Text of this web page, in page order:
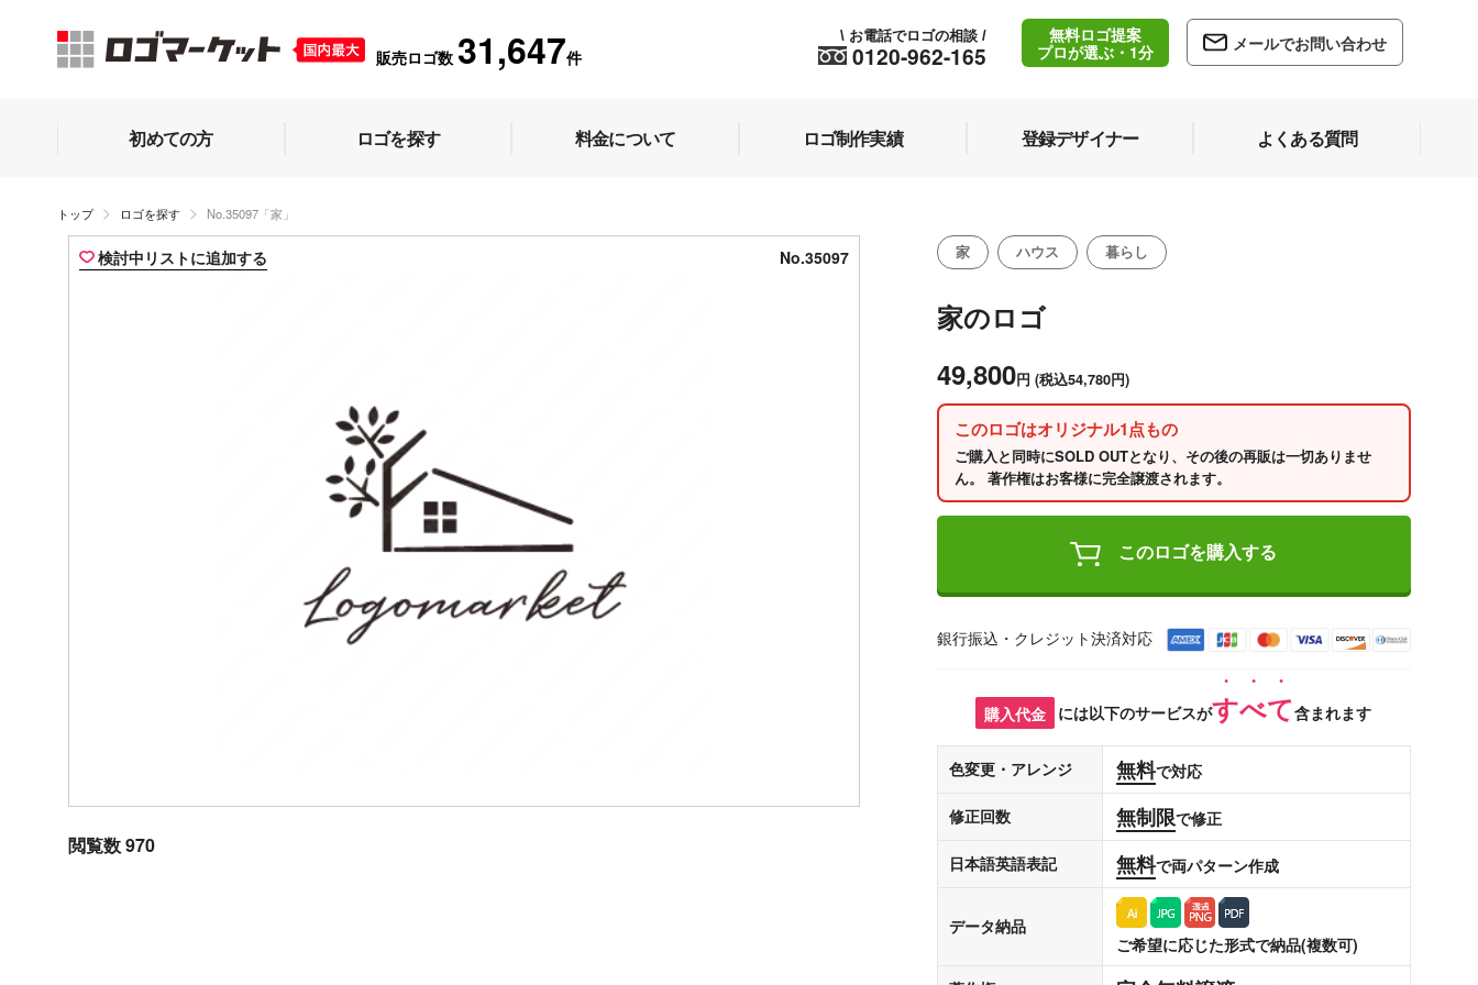
販売ロゴ数 31,647件 0120-962-165
\ お電話でロゴの相談 /
無料ロゴ提案
プロが選ぶ・1分
メールでお問い合わせ
初めての方 ロゴを探す 料金について ロゴ制作実績 登録デザイナー よくある質問
トップ ロゴを探す No.35097「家」
検討中リストに追加する No.35097
閲覧数 970
家 ハウス 暮らし
家のロゴ
49,800円 (税込54,780円)
このロゴはオリジナル1点もの
ご購入と同時にSOLD OUTとなり、その後の再販は一切ありませ
ん。 著作権はお客様に完全譲渡されます。
このロゴを購入する
銀行振込・クレジット決済対応
購入代金 には以下のサービスがすべて含まれます
色変更・アレンジ 無料で対応
修正回数 無制限で修正
日本語英語表記 無料で両パターン作成
データ納品
ご希望に応じた形式で納品(複数可)